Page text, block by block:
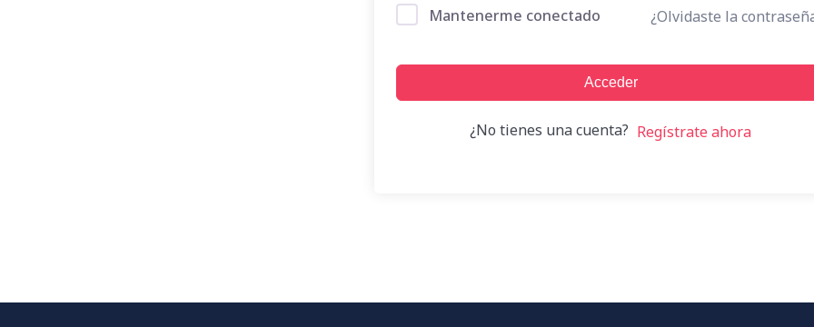
Mantenerme conectado ¿Olvidaste la
Acceder
¿No tienes una cuenta? Regístrate ahora